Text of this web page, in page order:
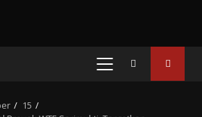
PRIMARY
15